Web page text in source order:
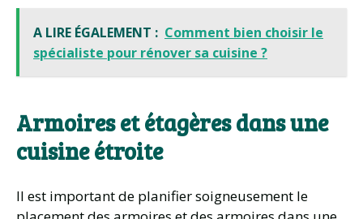
A LIRE ÉGALEMENT : Comment bien choisir le
spécialiste pour rénover sa cuisine ?
Armoires et étagères dans une
cuisine étroite
Il est important de planifier soigneusement le